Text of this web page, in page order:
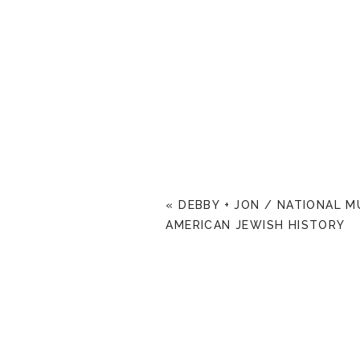
«
DEBBY + JON / NATIONAL
AMERICAN JEWISH HISTORY